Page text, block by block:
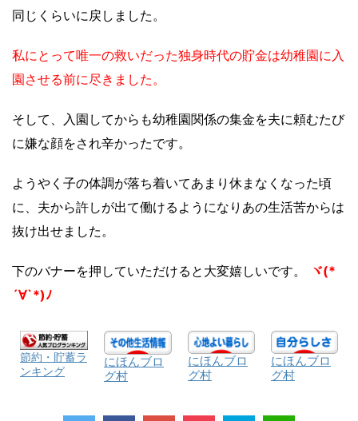
同じくらいに戻しました。
私にとって唯一の救いだった独身時代の貯金は幼稚園に入
園させる前に尽きました。
そして、入園してからも幼稚園関係の集金を夫に頼むたび
に嫌な顔をされ辛かったです。
ようやく子の体調が落ち着いてあまり休まなくなった頃
に、夫から許しが出て働けるようになりあの生活苦からは
抜け出せました。
下のバナーを押していただけると大変嬉しいです。
ヾ(*
´∀`*)ﾉ
節約・貯蓄ラ
ンキング
にほんブロ
グ村
にほんブロ
グ村
にほんブロ
グ村